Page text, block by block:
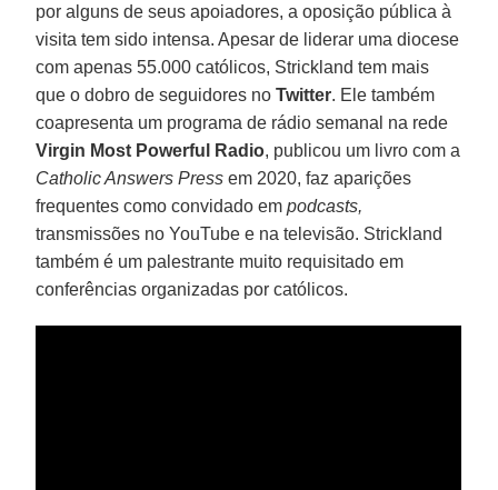
por alguns de seus apoiadores, a oposição pública à
visita tem sido intensa. Apesar de liderar uma diocese
com apenas 55.000 católicos, Strickland tem mais
que o dobro de seguidores noTwitter. Ele também
coapresenta um programa de rádio semanal na rede
Virgin Most Powerful Radio, publicou um livro com a
Catholic Answers Press em 2020, faz aparições
frequentes como convidado empodcasts,
transmissões no YouTube e na televisão. Strickland
também é um palestrante muito requisitado em
conferências organizadas por católicos.